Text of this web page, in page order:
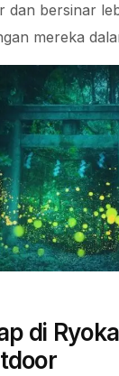
dan bersinar
mereka
di